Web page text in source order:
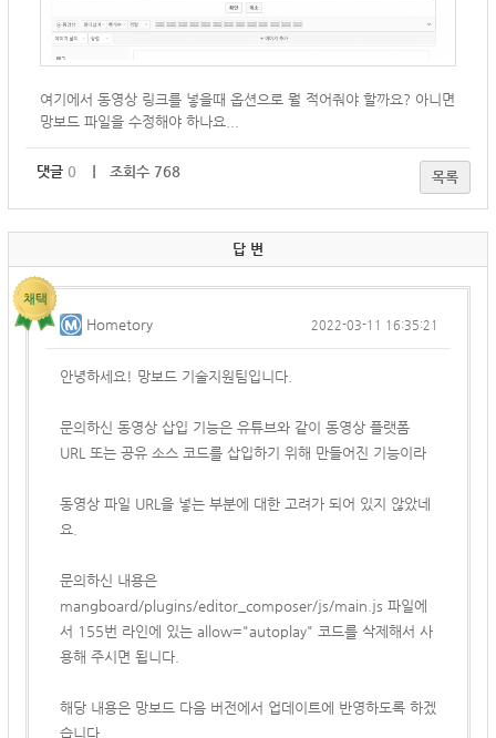
여기에서 동영상 링크를 넣을때 옵션으로 뭘 적어줘야 할까요? 아니면
망보드 파일을 수정해야 하나요...
댓글 0 ｜ 조회수 768 목록
답 변
Hometory 2022-03-11 16:35:21
안녕하세요! 망보드 기술지원팀입니다.
문의하신 동영상 삽입 기능은 유튜브와 같이 동영상 플랫폼
URL 또는 공유 소스 코드를 삽입하기 위해 만들어진 기능이라
동영상 파일 URL을 넣는 부분에 대한 고려가 되어 있지 않았네
요.
문의하신 내용은
mangboard/plugins/editor_composer/js/main.js 파일에
서 155번 라인에 있는 allow="autoplay" 코드를 삭제해서 사
용해 주시면 됩니다.
해당 내용은 망보드 다음 버전에서 업데이트에 반영하도록 하겠
습니다.